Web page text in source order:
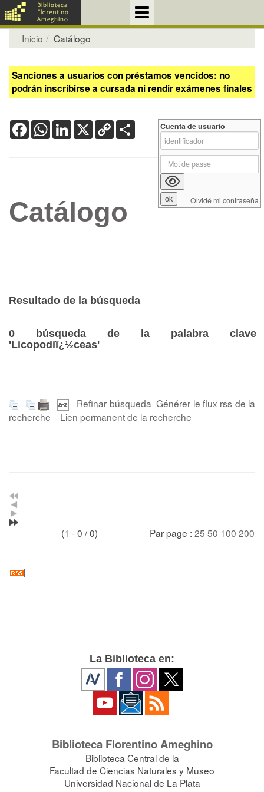
Inicio Catálogo
Sanciones a usuarios con préstamos vencidos: no
podrán inscribirse a cursada ni rendir exámenes finales
FacebookWhatsApp
LinkedIn
X Copy
Link
Catálogo
Resultado de la búsqueda
0 búsqueda de la palabra clave
'Licopodiï¿½ceas'
Refinar búsqueda Générer le flux rss de la
recherche
Lien permanent de la recherche
(1 - 0 / 0) Par page : 25 50 100 200
Cuenta de usuario
Olvidé mi contraseña
La Biblioteca en:
Biblioteca Florentino Ameghino
Biblioteca Central de la
Facultad de Ciencias Naturales y Museo
Universidad Nacional de La Plata